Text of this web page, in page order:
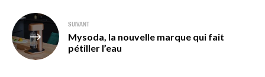
SUIVANT
Mysoda, la nouvelle marque qui fait
pétiller l’eau